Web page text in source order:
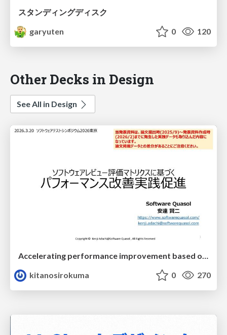
スタンディングディスク
garyuten
0 120
Other Decks in Design
See All in Design
kitanosirokuma
0 270